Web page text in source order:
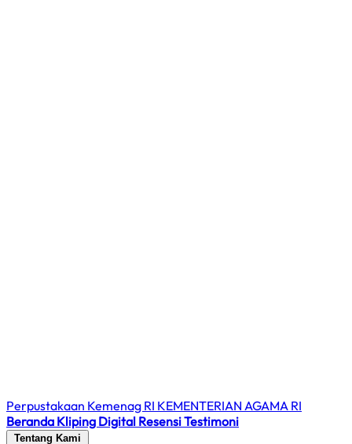
Perpustakaan Kemenag RI KEMENTERIAN AGAMA RI
Beranda Kliping Digital ResensiTestimoni
Tentang Kami